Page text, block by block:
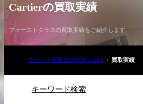
03-6908-5890
Cartierの買取実績
ファーストクラスの買取実績をご紹介します
ブランド買取のFIRSTCLASS 買取実績
キーワード検索